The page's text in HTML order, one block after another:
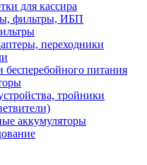
для кассира
фильтры, ИБП
переходники
бесперебойного питания
тройники
аккумуляторы